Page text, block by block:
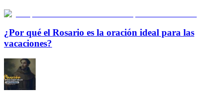
¿Por qué el Rosario es la oración ideal para las
vacaciones?